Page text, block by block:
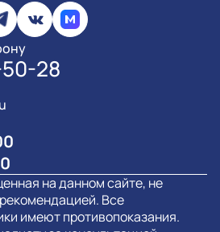
28
на данном сайте, не
Все
имеют противопоказания.